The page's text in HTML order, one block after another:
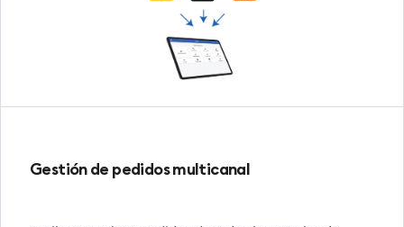
Gestión de pedidos multicanal